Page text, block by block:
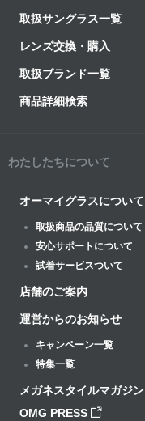
取扱サングラス一覧
レンズ交換・購入
取扱ブランド一覧
商品詳細検索
わたしたちについて
オーマイグラスについて
取扱商品の品質について
安心サポートについて
試着サービスついて
店舗のご案内
運営からのお知らせ
キャンペーン一覧
特集一覧
メガネスタイルマガジン
OMG PRESS